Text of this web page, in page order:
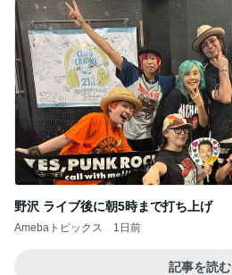
野沢 ライブ後に朝5時まで打ち上げ
Amebaトピックス 1日前
記事を読む